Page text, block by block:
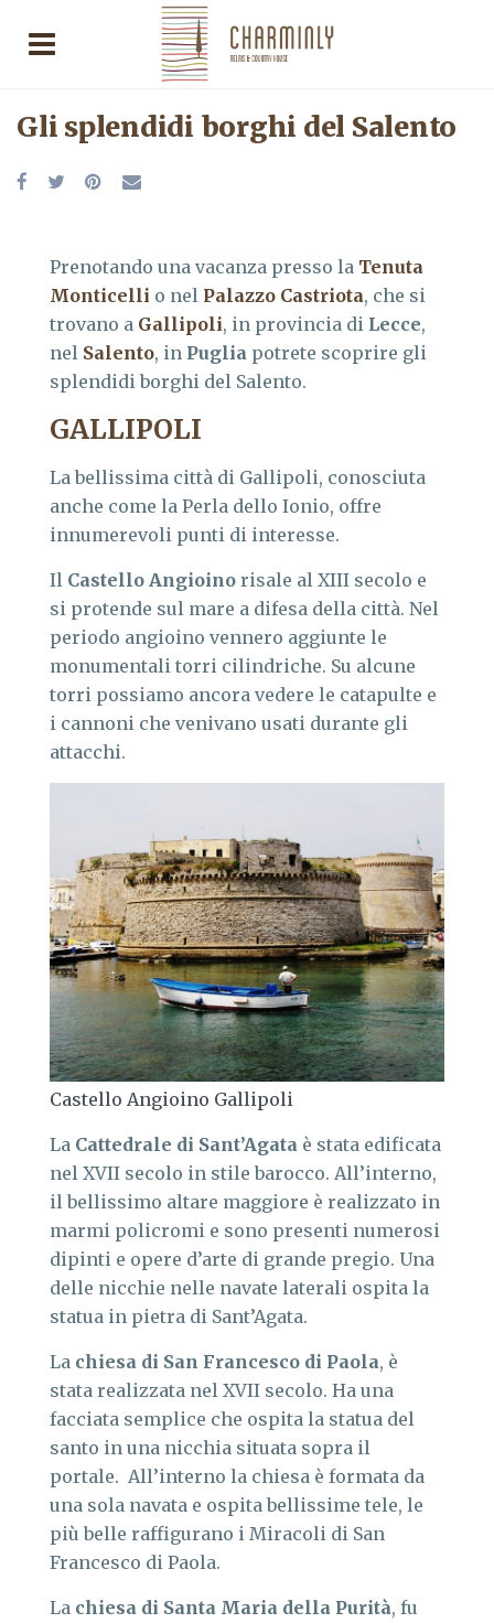
Gli splendidi borghi del Salento
Prenotando una vacanza presso la Tenuta
Monticelli o nel Palazzo Castriota, che si
trovano a Gallipoli, in provincia di Lecce,
nel Salento, in Puglia potrete scoprire gli
splendidi borghi del Salento.
GALLIPOLI
La bellissima città di Gallipoli, conosciuta
anche come la Perla dello Ionio, offre
innumerevoli punti di interesse.
Il Castello Angioino risale al XIII secolo e
si protende sul mare a difesa della città. Nel
periodo angioino vennero aggiunte le
monumentali torri cilindriche. Su alcune
torri possiamo ancora vedere le catapulte e
i cannoni che venivano usati durante gli
attacchi.
Castello Angioino Gallipoli
La Cattedrale di Sant’Agata è stata edificata
nel XVII secolo in stile barocco. All’interno,
il bellissimo altare maggiore è realizzato in
marmi policromi e sono presenti numerosi
dipinti e opere d’arte di grande pregio. Una
delle nicchie nelle navate laterali ospita la
statua in pietra di Sant’Agata.
La chiesa di San Francesco di Paola, è
stata realizzata nel XVII secolo. Ha una
facciata semplice che ospita la statua del
santo in una nicchia situata sopra il
portale. All’interno la chiesa è formata da
una sola navata e ospita bellissime tele, le
più belle raffigurano i Miracoli di San
Francesco di Paola.
La chiesa di Santa Maria della Purità, fu